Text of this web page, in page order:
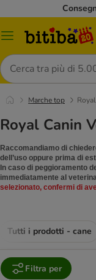
Overview
Cerca
Marche top
Royal Canin
Raccomandiamo di
dell’uso oppure prima di
In caso di peggioramento
immediatamente al
selezionato, confermi di
Tutti i prodotti - cane
Filtra per